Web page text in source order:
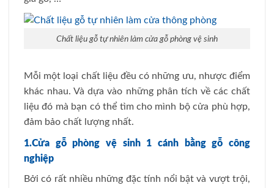
Chất liệu gỗ tự nhiên làm cửa gỗ phòng vệ sinh
Mỗi một loại chất liệu đều có những ưu, nhược điểm
khác nhau. Và dựa vào những phân tích về các chất
liệu đó mà bạn có thể tìm cho mình bộ cửa phù hợp,
đảm bảo chất lượng nhất.
1.Cửa gỗ phòng vệ sinh 1 cánh bằng gỗ công
nghiệp
Bởi có rất nhiều những đặc tính nổi bật và vượt trội,